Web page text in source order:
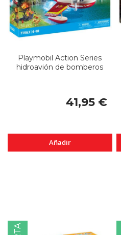
Playmobil Action Series
hidroavión de bomberos
41,95 €
Añadir